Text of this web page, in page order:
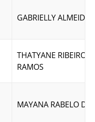
GABRIELLY ALMEIDA
THATYANE RIBEIRO
RAMOS
MAYANA RABELO DE